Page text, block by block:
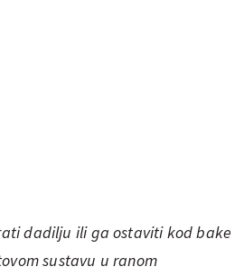
dadilju ili ga ostaviti kod bake
sustavu u ranom